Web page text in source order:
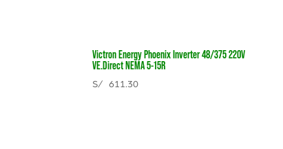
Victron Energy Phoenix Inverter 48/375 220V
VE.Direct NEMA 5-15R
S/ 611.30